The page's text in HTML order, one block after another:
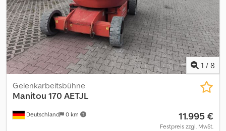
1 / 8
Deutschland 0 km
Gelenkarbeitsbühne
Manitou 170 AETJL
11.995 €
Festpreis zzgl. MwSt.